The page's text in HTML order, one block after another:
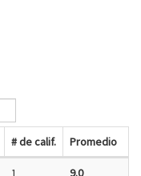
# de calif. Promedio
1 9.0